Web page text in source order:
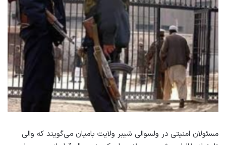
مسئولان امنیتی در ولسوالی شیبر ولایت بامیان می‌گویند که والی